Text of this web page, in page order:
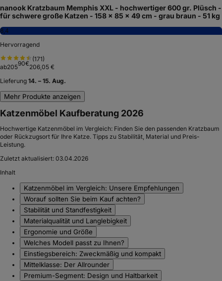
nanook Kratzbaum Memphis XXL - hochwertiger 600 gr. Plüsch -
für schwere große Katzen - 158 x 85 x 49 cm - grau braun - 51 kg
8,4
Hervorragend
(171)
ab20590€206,05 €
Lieferung 14. – 15. Aug.
Mehr Produkte anzeigen
Katzenmöbel Kaufberatung 2026
Hochwertige Katzenmöbel im Vergleich: Finden Sie den passenden Kratzbaum
oder Rückzugsort für Ihre Katze. Tipps zu Stabilität, Material und Preis-
Leistung.
Zuletzt aktualisiert: 03.04.2026
Inhalt
Katzenmöbel im Vergleich: Unsere Empfehlungen
Worauf sollten Sie beim Kauf achten?
Stabilität und Standfestigkeit
Materialqualität und Langlebigkeit
Ergonomie und Größe
Welches Modell passt zu Ihnen?
Einstiegsbereich: Zweckmäßig und kompakt
Mittelklasse: Der Allrounder
Premium-Segment: Design und Haltbarkeit